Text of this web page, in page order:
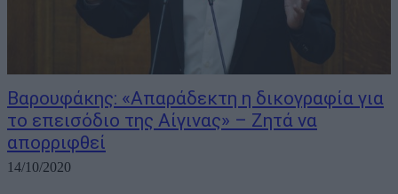
Βαρουφάκης: «Απαράδεκτη η δικογραφία για
το επεισόδιο της Αίγινας» – Ζητά να
απορριφθεί
14/10/2020